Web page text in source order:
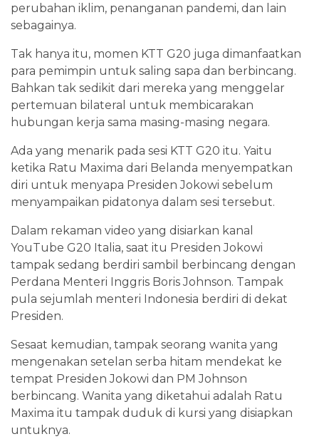
perubahan iklim, penanganan pandemi, dan lain
sebagainya.
Tak hanya itu, momen KTT G20 juga dimanfaatkan
para pemimpin untuk saling sapa dan berbincang.
Bahkan tak sedikit dari mereka yang menggelar
pertemuan bilateral untuk membicarakan
hubungan kerja sama masing-masing negara.
Ada yang menarik pada sesi KTT G20 itu. Yaitu
ketika Ratu Maxima dari Belanda menyempatkan
diri untuk menyapa Presiden Jokowi sebelum
menyampaikan pidatonya dalam sesi tersebut.
Dalam rekaman video yang disiarkan kanal
YouTube G20 Italia, saat itu Presiden Jokowi
tampak sedang berdiri sambil berbincang dengan
Perdana Menteri Inggris Boris Johnson. Tampak
pula sejumlah menteri Indonesia berdiri di dekat
Presiden.
Sesaat kemudian, tampak seorang wanita yang
mengenakan setelan serba hitam mendekat ke
tempat Presiden Jokowi dan PM Johnson
berbincang. Wanita yang diketahui adalah Ratu
Maxima itu tampak duduk di kursi yang disiapkan
untuknya.